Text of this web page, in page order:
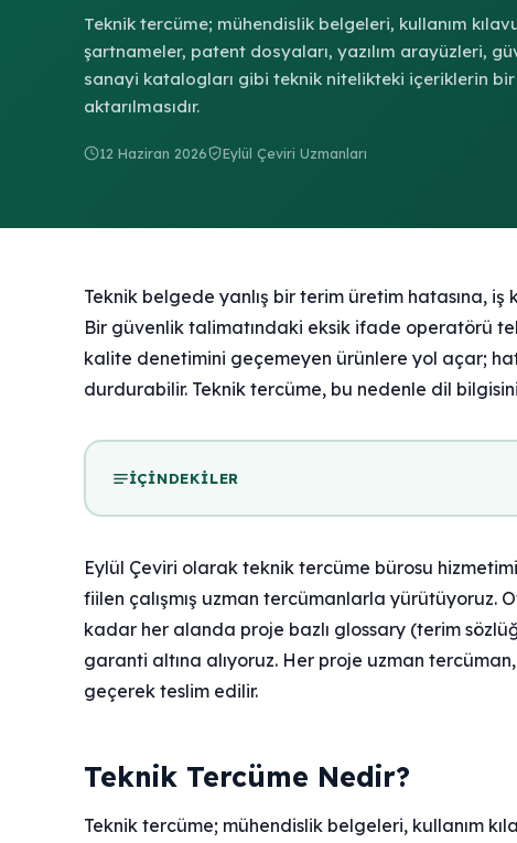
Teknik tercüme; mühendislik belgeleri, kullanım
şartnameler, patent dosyaları, yazılım arayüzleri,
sanayi katalogları gibi teknik nitelikteki içeriklerin
aktarılmasıdır.
12 Haziran 2026 Eylül Çeviri Uzmanları
Teknik belgede yanlış bir terim üretim hatasına,
Bir güvenlik talimatındaki eksik ifade operatörü
kalite denetimini geçemeyen ürünlere yol açar;
durdurabilir. Teknik tercüme, bu nedenle dil
İÇINDEKILER
Eylül Çeviri olarak teknik tercüme bürosu
fiilen çalışmış uzman tercümanlarla yürütüyoruz.
kadar her alanda proje bazlı glossary (terim
garanti altına alıyoruz. Her proje uzman
geçerek teslim edilir.
Teknik Tercüme Nedir?
Teknik tercüme; mühendislik belgeleri, kullanım